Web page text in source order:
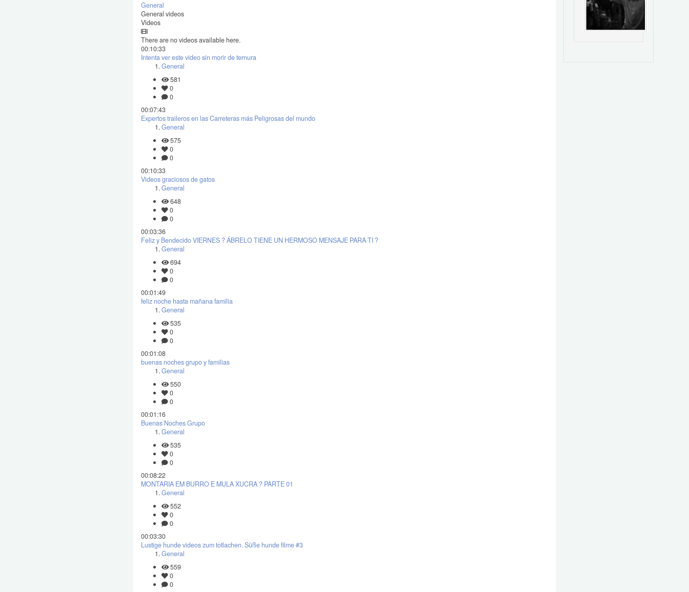
General
General videos
Videos
There are no videos available here.
00:10:33
Intenta ver este video sin morir de ternura
General
581
0
0
00:07:43
Expertos traileros en las Carreteras más Peligrosas del mundo
General
575
0
0
00:10:33
Videos graciosos de gatos
General
648
0
0
00:03:36
Feliz y Bendecido VIERNES ? ÁBRELO TIENE UN HERMOSO MENSAJE PARA TI ?
General
694
0
0
00:01:49
feliz noche hasta mañana familia
General
535
0
0
00:01:08
buenas noches grupo y familias
General
550
0
0
00:01:16
Buenas Noches Grupo
General
535
0
0
00:08:22
MONTARIA EM BURRO E MULA XUCRA ? PARTE 01
General
552
0
0
00:03:30
Lustige hunde videos zum totlachen. Süße hunde filme #3
General
559
0
0